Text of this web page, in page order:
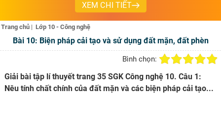
XEM CHI TIẾT
Trang chủ | Lớp 10 - Công nghệ
Bài 10: Biện pháp cải tạo và sử dụng đất mặn, đất phèn
Bình chọn:
Giải bài tập lí thuyết trang 35 SGK Công nghệ 10. Câu 1:
Nêu tính chất chính của đất mặn và các biện pháp cải tạo...